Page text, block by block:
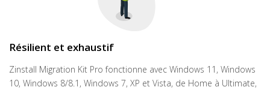
Résilient et exhaustif
Zinstall Migration Kit Pro fonctionne avec Windows 11, Windows
10, Windows 8/8.1, Windows 7, XP et Vista, de Home à Ultimate,